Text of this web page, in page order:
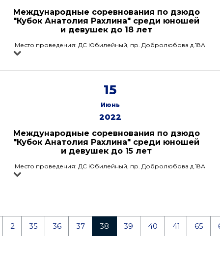
Международные соревнования по дзюдо
"Кубок Анатолия Рахлина" среди юношей
и девушек до 18 лет
Место проведения: ДС Юбилейный, пр. Добролюбова д.18А
15
Июнь
2022
Международные соревнования по дзюдо
"Кубок Анатолия Рахлина" среди юношей
и девушек до 15 лет
Место проведения: ДС Юбилейный, пр. Добролюбова д.18А
2 35 36 37 38 39 40 41 65